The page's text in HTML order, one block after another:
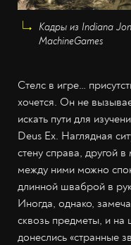
Кадры из Indiana
MachineGames
Стелс в игре…
хочется. Он не
искать пути для
Deus Ex. Наглядная
стену справа, другой
между ними можно
длинной шваброй в
Иногда, однако,
сквозь предметы, и на
донеслись «странные